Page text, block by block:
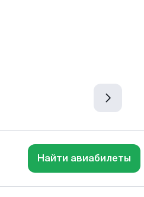
Найти авиабилеты